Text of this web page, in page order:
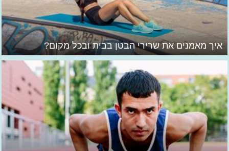
איך מאמנים את שרירי הבטן בבית ובכל מקום?